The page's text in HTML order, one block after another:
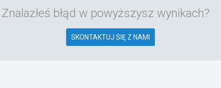
Znalazłeś błąd w powyższysz wynikach?
SKONTAKTUJ SIĘ Z NAMI